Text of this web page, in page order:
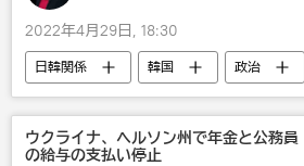
2022年4月29日, 18:30
日韓関係 韓国
政治
オピニオン
ウクライナ、ヘルソン州で年金と公務員
の給与の支払い停止